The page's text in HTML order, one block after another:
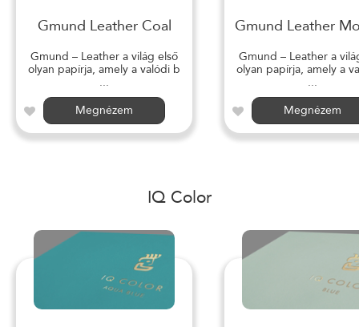
Gmund Leather Coal
Gmund – Leather a világ első
olyan papírja, amely a valódi b
...
Megnézem
Gmund Leather
Gmund – Leather a
olyan papírja, amely a
...
Megnézem
IQ Color